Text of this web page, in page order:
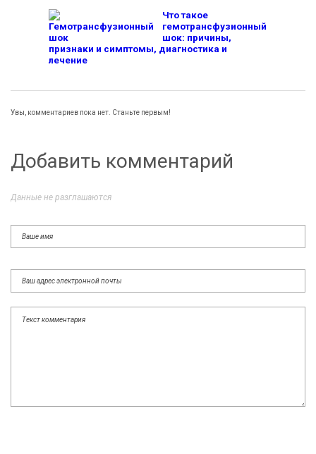
Что такое
гемотрансфузионный
шок: причины,
признаки и симптомы, диагностика и
лечение
Увы, комментариев пока нет. Станьте первым!
Добавить комментарий
Данные не разглашаются